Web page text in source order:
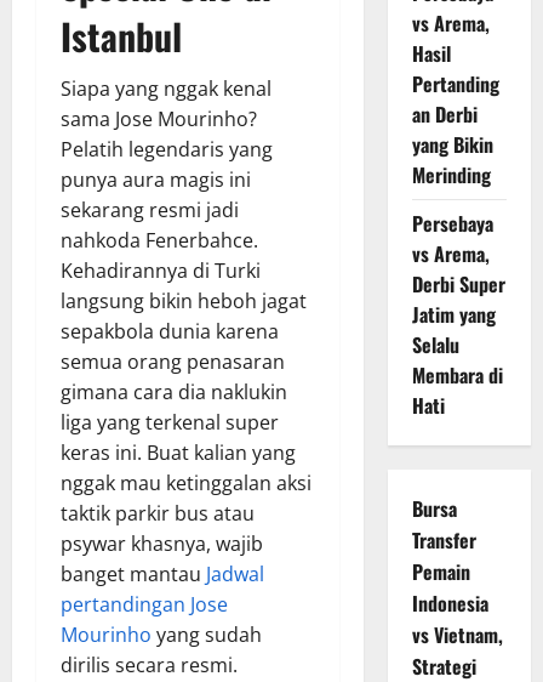
Istanbul
Siapa yang nggak kenal
sama Jose Mourinho?
Pelatih legendaris yang
punya aura magis ini
sekarang resmi jadi
nahkoda Fenerbahce.
Kehadirannya di Turki
langsung bikin heboh jagat
sepakbola dunia karena
semua orang penasaran
gimana cara dia naklukin
liga yang terkenal super
keras ini. Buat kalian yang
nggak mau ketinggalan aksi
taktik parkir bus atau
psywar khasnya, wajib
banget mantau Jadwal
pertandingan Jose
Mourinho yang sudah
dirilis secara resmi.
vs Arema,
Hasil
Pertanding
an Derbi
yang Bikin
Merinding
Persebaya
vs Arema,
Derbi Super
Jatim yang
Selalu
Membara di
Hati
Bursa
Transfer
Pemain
Indonesia
vs Vietnam,
Strategi